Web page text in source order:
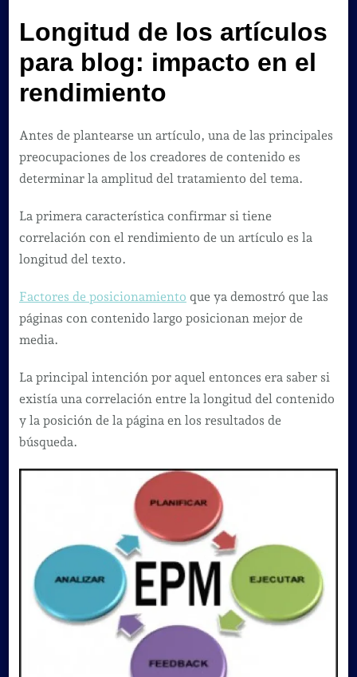
Longitud de los artículos
para blog: impacto en el
rendimiento
Antes de plantearse un artículo, una de las principales
preocupaciones de los creadores de contenido es
determinar la amplitud del tratamiento del tema.
La primera característica confirmar si tiene
correlación con el rendimiento de un artículo es la
longitud del texto.
Factores de posicionamiento que ya demostró que las
páginas con contenido largo posicionan mejor de
media.
La principal intención por aquel entonces era saber si
existía una correlación entre la longitud del contenido
y la posición de la página en los resultados de
búsqueda.